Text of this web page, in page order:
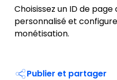
Choisissez un ID de
personnalisé et
monétisation.
Publier et partager